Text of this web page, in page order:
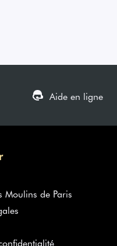
Aide en ligne
Moulins de Paris